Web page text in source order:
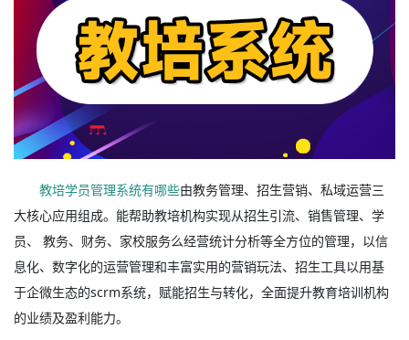
教培学员管理系统有哪些由教务管理、招生营销、私域运营三
大核心应用组成。能帮助教培机构实现从招生引流、销售管理、学
员、 教务、财务、家校服务么经营统计分析等全方位的管理，以信
息化、数字化的运营管理和丰富实用的营销玩法、招生工具以用基
于企微生态的scrm系统，赋能招生与转化，全面提升教育培训机构
的业绩及盈利能力。